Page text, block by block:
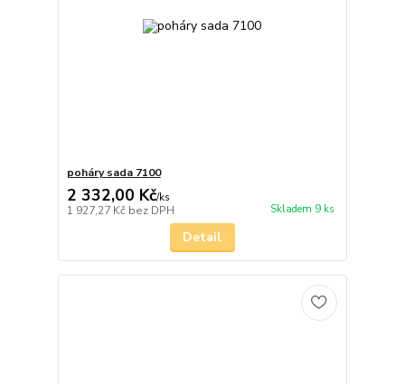
poháry sada 7100
2 332,00 Kč/ks
1 927,27 Kč bez DPH Skladem 9 ks
Detail